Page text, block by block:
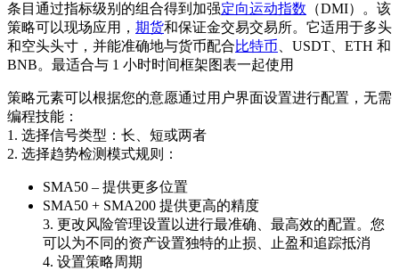
条目通过指标级别的组合得到加强定向运动指数 （DMI）。该
策略可以现场应用， 期货和保证金交易交易所。它适用于多头
和空头头寸，并能准确地与货币配合比特币、USDT、ETH 和
BNB。最适合与 1 小时时间框架图表一起使用
策略元素可以根据您的意愿通过用户界面设置进行配置，无需
编程技能：
1. 选择信号类型：长、短或两者
2. 选择趋势检测模式规则：
SMA50 – 提供更多位置
SMA50 + SMA200 提供更高的精度
3. 更改风险管理设置以进行最准确、最高效的配置。您
可以为不同的资产设置独特的止损、止盈和追踪抵消
4. 设置策略周期